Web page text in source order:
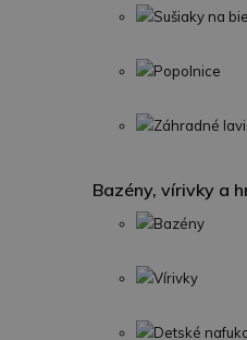
Sušiaky na
Popolnice
Záhradné
Bazény, vírivky a
Bazény
Vírivky
Detské